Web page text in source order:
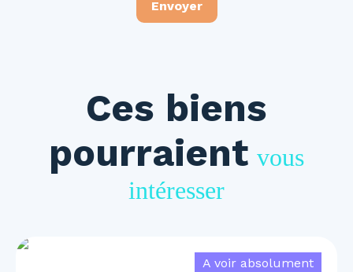
Envoyer
Ces biens
pourraient vous
intéresser
A voir absolument